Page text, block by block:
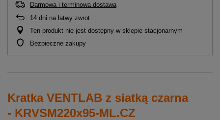
Darmowa i terminowa dostawa
14 dni na łatwy zwrot
Ten produkt nie jest dostępny w sklepie stacjonarnym
Bezpieczne zakupy
Kratka VENTLAB z siatką czarna
- KRVSM220x95-ML.CZ